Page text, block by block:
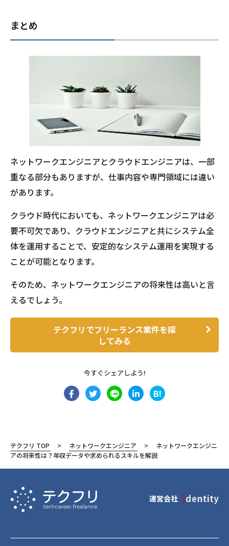
まとめ
ネットワークエンジニアとクラウドエンジニアは、一部
重なる部分もありますが、仕事内容や専門領域には違い
があります。
クラウド時代においても、ネットワークエンジニアは必
要不可欠であり、クラウドエンジニアと共にシステム全
体を運用することで、安定的なシステム運用を実現する
ことが可能となります。
そのため、ネットワークエンジニアの将来性は高いと言
えるでしょう。
テクフリでフリーランス案件を探
してみる
今すぐシェアしよう!
B!
テクフリ TOP ネットワークエンジニア
ネットワークエンジニ
アの将来性は？年収データや求められるスキルを解説
運営会社